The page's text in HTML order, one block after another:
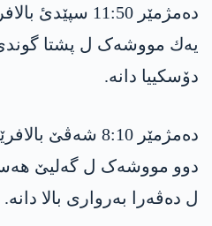
دەمژمێر 11:50
یه‌ك مووشەک ل پشتا
دۆسکیيا دانه‌.
دەمژمێر 8:10 شەڤێ
دوو مووشەک ل گەلیێ
ل ده‌ڤه‌را بەرواری بالا دانە.